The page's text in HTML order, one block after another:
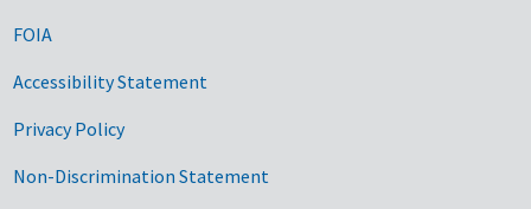
FOIA
Accessibility Statement
Privacy Policy
Non-Discrimination Statement